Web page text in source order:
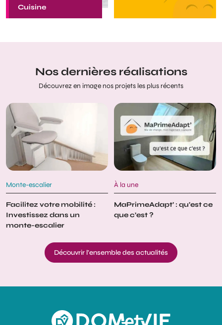
Cuisine
Nos dernières réalisations
Découvrez en image nos projets les plus récents
Monte-escalier
Facilitez votre mobilité :
Investissez dans un
monte-escalier
À la une
MaPrimeAdapt’ : qu’est ce
que c’est ?
Découvrir l'ensemble des actualités